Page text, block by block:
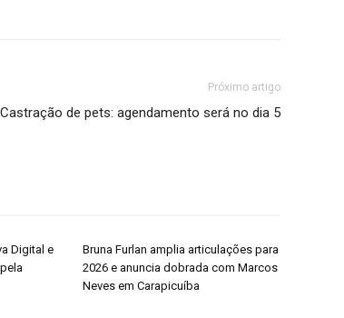
Próximo artigo
Castração de pets: agendamento será no dia 5
Digital e
Bruna Furlan amplia articulações para
2026 e anuncia dobrada com Marcos
Neves em Carapicuíba